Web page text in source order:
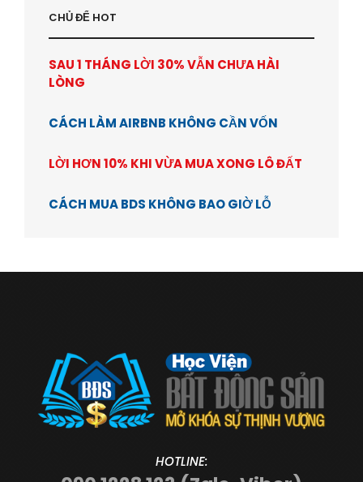
CHỦ ĐỂ HOT
SAU 1 THÁNG LỜI 30% VẪN CHƯA HÀI
LÒNG
CÁCH LÀM AIRBNB KHÔNG CẦN VỐN
LỜI HƠN 10% KHI VỪA MUA XONG LÔ ĐẤT
CÁCH MUA BDS KHÔNG BAO GIỜ LỖ
HOTLINE: